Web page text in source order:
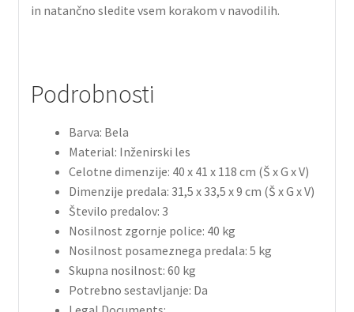
in natančno sledite vsem korakom v navodilih.
Podrobnosti
Barva: Bela
Material: Inženirski les
Celotne dimenzije: 40 x 41 x 118 cm (Š x G x V)
Dimenzije predala: 31,5 x 33,5 x 9 cm (Š x G x V)
Število predalov: 3
Nosilnost zgornje police: 40 kg
Nosilnost posameznega predala: 5 kg
Skupna nosilnost: 60 kg
Potrebno sestavljanje: Da